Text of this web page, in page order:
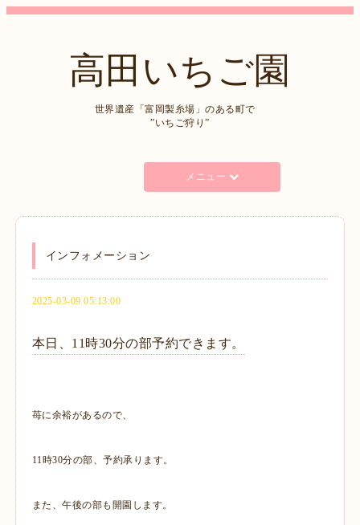
高田いちご園
世界遺産「富岡製糸場」のある町で
”いちご狩り”
メニュー
インフォメーション
2025-03-09 05:13:00
本日、11時30分の部予約できます。
苺に余裕があるので、
11時30分の部、予約承ります。
また、午後の部も開園します。